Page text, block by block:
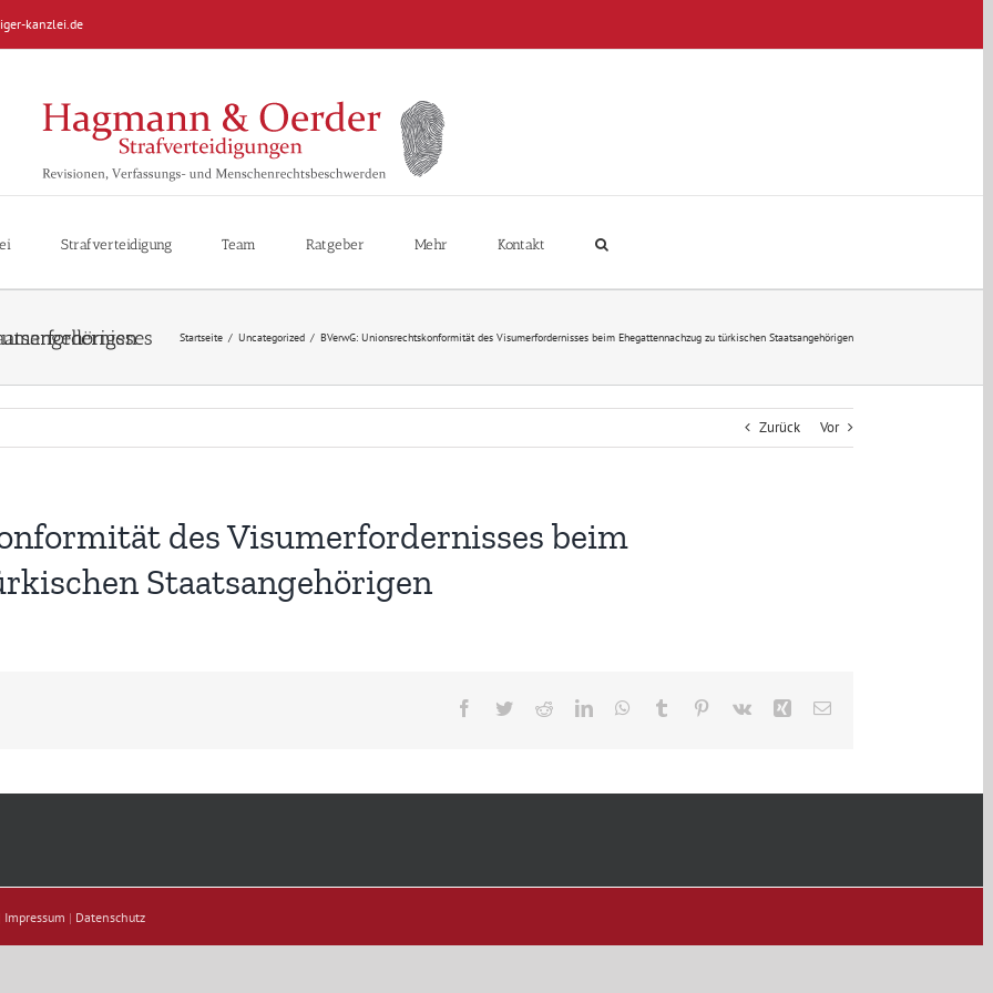
kanzlei.de
Strafverteidigung Team Ratgeber Mehr Kontakt
türkischen Staatsangehörigen Startseite / Uncategorized / BVerwG: Unionsrechtskonformität des Visumerfordernisses beim Ehegattennachzug zu türkischen Staatsangehörigen
Zurück Vor
des Visumerfordernisses beim
Staatsangehörigen
Facebook
TwitterRedditLinkedInWhatsApp
Tumblr Pinterest
Vk Xing E-
Impressum | Datenschutz